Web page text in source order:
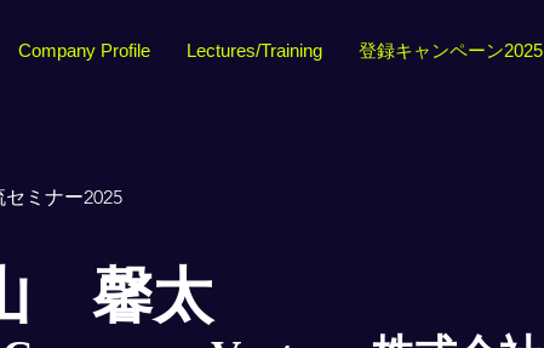
Company Profile Lectures/Training 登録キャンペーン2025
ミナー2025
馨太